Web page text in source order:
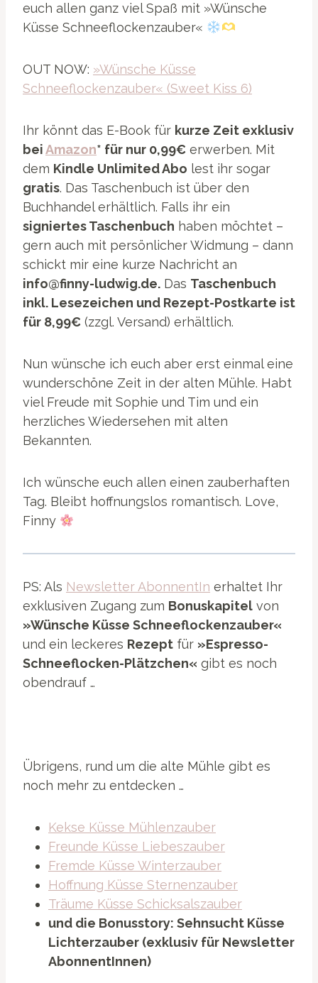
euch allen ganz viel Spaß mit »Wünsche
Küsse Schneeflockenzauber«
OUT NOW: »Wünsche Küsse
Schneeflockenzauber« (Sweet Kiss 6)
Ihr könnt das E-Book für kurze Zeit exklusiv
beiAmazon* für nur 0,99€ erwerben. Mit
dem Kindle Unlimited Abo lest ihr sogar
gratis. Das Taschenbuch ist über den
Buchhandel erhältlich. Falls ihr ein
signiertes Taschenbuch haben möchtet –
gern auch mit persönlicher Widmung – dann
schickt mir eine kurze Nachricht an
info@finny-ludwig.de. Das Taschenbuch
inkl. Lesezeichen und Rezept-Postkarte ist
für 8,99€ (zzgl. Versand) erhältlich.
Nun wünsche ich euch aber erst einmal eine
wunderschöne Zeit in der alten Mühle. Habt
viel Freude mit Sophie und Tim und ein
herzliches Wiedersehen mit alten
Bekannten.
Ich wünsche euch allen einen zauberhaften
Tag. Bleibt hoffnungslos romantisch. Love,
Finny
PS: Als Newsletter AbonnentIn erhaltet Ihr
exklusiven Zugang zum Bonuskapitel von
»Wünsche Küsse Schneeflockenzauber«
und ein leckeres Rezept für »Espresso-
Schneeflocken-Plätzchen« gibt es noch
obendrauf …
Übrigens, rund um die alte Mühle gibt es
noch mehr zu entdecken …
Kekse Küsse Mühlenzauber
Freunde Küsse Liebeszauber
Fremde Küsse Winterzauber
Hoffnung Küsse Sternenzauber
Träume Küsse Schicksalszauber
und die Bonusstory: Sehnsucht Küsse
Lichterzauber (exklusiv für Newsletter
AbonnentInnen)